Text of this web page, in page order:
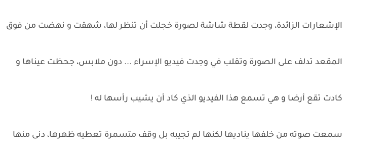
الإشعارات الزائدة، وجدت لقطة شاشة لصورة خجلت أن تنظر لها، شهقت و نهضت من فوق
المقعد تدلف على الصورة وتقلب في وجدت فيديو الإسراء ... دون ملابس، جحظت عيناها و
كادت تقع أرضا و هي تسمع هذا الفيديو الذي كاد أن يشيب رأسها له !
سمعت صوته من خلفها يناديها لكنها لم تجيبه بل وقف متسمرة تعطيه ظهرها، دنى منها